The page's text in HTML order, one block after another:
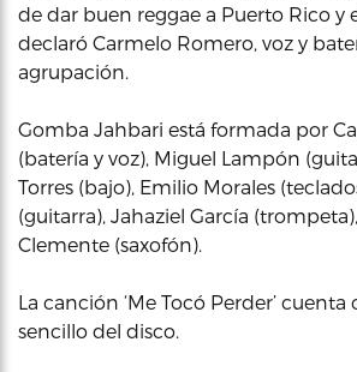
de dar buen reggae a Puerto Rico y
declaró Carmelo Romero, voz y
agrupación.
Gomba Jahbari está formada por
(batería y voz), Miguel Lampón
Torres (bajo), Emilio Morales
(guitarra), Jahaziel García
Clemente (saxofón).
La canción ‘Me Tocó Perder’
sencillo del disco.